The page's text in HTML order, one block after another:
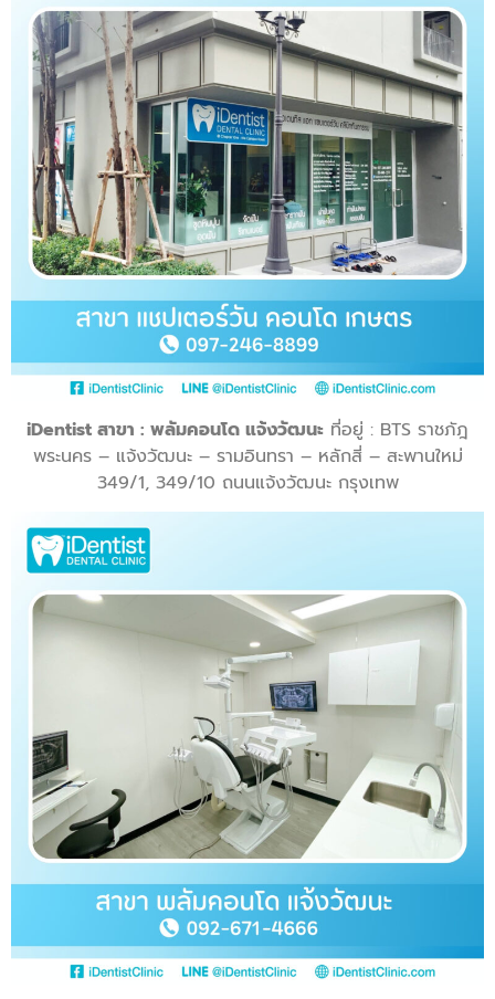
iDentist สาขา : พลัมคอนโด แจ้งวัฒนะ ที่อยู่ : BTS ราชภัฎ
พระนคร – แจ้งวัฒนะ – รามอินทรา – หลักสี่ – สะพานใหม่
349/1, 349/10 ถนนแจ้งวัฒนะ กรุงเทพ